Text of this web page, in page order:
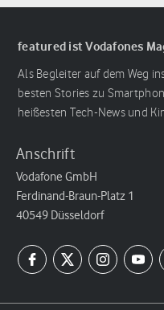
featured ist Vodafones
Als Begleiter auf dem Weg
besten Stories zu
heißesten Tech-News und
Anschrift
Vodafone GmbH
Ferdinand-Braun-Platz 1
40549 Düsseldorf